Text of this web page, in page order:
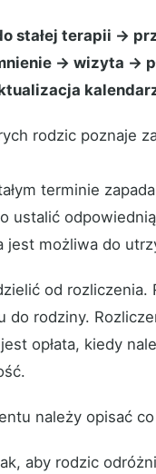
stałej terapii →
→ wizyta →
rodzic poznaje
terminie
ustalić
jest możliwa do
od rozliczenia.
do rodziny.
opłata, kiedy
należy opisać
aby rodzic